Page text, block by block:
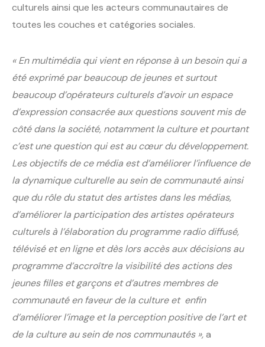
culturels ainsi que les acteurs communautaires de
toutes les couches et catégories sociales.
« En multimédia qui vient en réponse à un besoin qui a
été exprimé par beaucoup de jeunes et surtout
beaucoup d’opérateurs culturels d’avoir un espace
d’expression consacrée aux questions souvent mis de
côté dans la société, notamment la culture et pourtant
c’est une question qui est au cœur du développement.
Les objectifs de ce média est d’améliorer l’influence de
la dynamique culturelle au sein de communauté ainsi
que du rôle du statut des artistes dans les médias,
d’améliorer la participation des artistes opérateurs
culturels à l’élaboration du programme radio diffusé,
télévisé et en ligne et dès lors accès aux décisions au
programme d’accroître la visibilité des actions des
jeunes filles et garçons et d’autres membres de
communauté en faveur de la culture et enfin
d’améliorer l’image et la perception positive de l’art et
de la culture au sein de nos communautés »,a